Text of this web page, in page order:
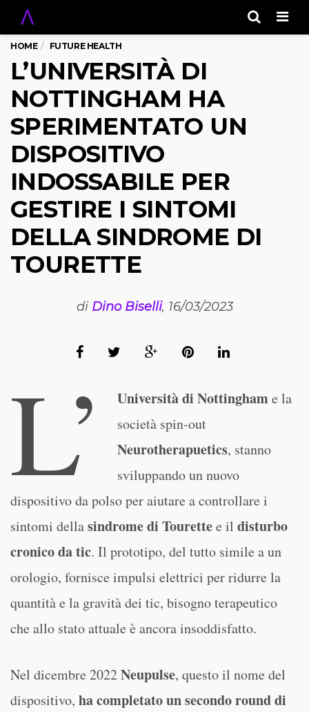
HOME FUTURE HEALTH
L’UNIVERSITÀ DI
NOTTINGHAM HA
SPERIMENTATO UN
DISPOSITIVO
INDOSSABILE PER
GESTIRE I SINTOMI
DELLA SINDROME DI
TOURETTE
di Dino Biselli, 16/03/2023
L’ Università di Nottinghame la
società spin-out
Neurotherapuetics, stanno
sviluppando un nuovo
dispositivo da polso per aiutare a controllare i
sintomi dellasindrome di Tourettee il disturbo
cronico da tic. Il prototipo, del tutto simile a un
orologio, fornisce impulsi elettrici per ridurre la
quantità e la gravità dei tic, bisogno terapeutico
che allo stato attuale è ancora insoddisfatto.
Nel dicembre 2022Neupulse, questo il nome del
dispositivo, ha completato un secondo round di